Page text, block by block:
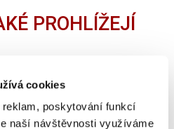
cookies
poskytování funkcí
naší návštěvnosti využíváme
PROHLÍŽEJÍ